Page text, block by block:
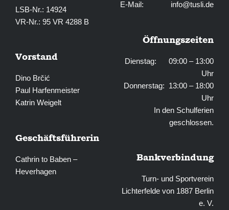
LSB-Nr.: 14924
VR-Nr.: 95 VR 4288 B
Vorstand
Dino Brčić
Paul Harfenmeister
Katrin Weigelt
Geschäftsführerin
Cathrin to Baben –
Heverhagen
E-Mail: info@tusli.de
Öffnungszeiten
Dienstag: 09:00 – 13:00
Uhr
Donnerstag: 13:00 – 18:00
Uhr
In den Schulferien
geschlossen.
Bankverbindung
Turn- und Sportverein
Lichterfelde von 1887 Berlin
e. V.